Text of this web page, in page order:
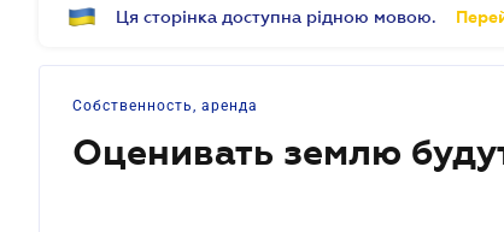
Ця сторінка доступна рідною мовою.
Собственность, аренда
Оценивать землю